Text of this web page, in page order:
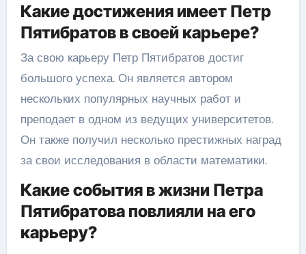
Какие достижения имеет Петр
Пятибратов в своей карьере?
За свою карьеру Петр Пятибратов достиг
большого успеха. Он является автором
нескольких популярных научных работ и
преподает в одном из ведущих университетов.
Он также получил несколько престижных наград
за свои исследования в области математики.
Какие события в жизни Петра
Пятибратова повлияли на его
карьеру?